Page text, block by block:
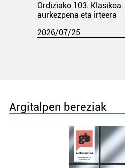
Ordiziako 103.
aurkezpena eta irteera
2026/07/25
Argitalpen bereziak